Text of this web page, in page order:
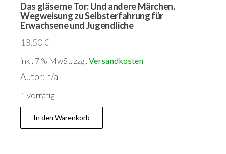
Das gläserne Tor: Und andere Märchen.
Wegweisung zu Selbsterfahrung für
Erwachsene und Jugendliche
18,50€
inkl. 7 % MwSt. zzgl. Versandkosten
Autor: n/a
1 vorrätig
Das
gläserne
In den Warenkorb